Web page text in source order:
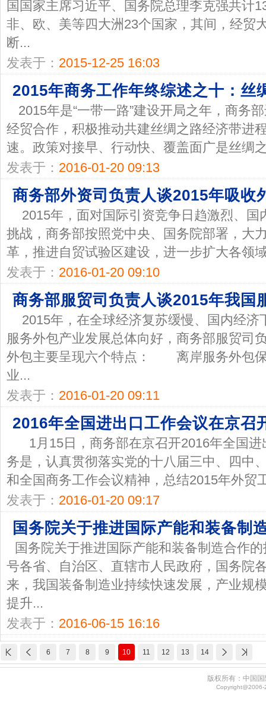
国国家主席习近平、国务院总理李克强共计
非、欧、美等四大洲23个国家，其间，经贸
断...
发表于： 2015-12-25 16:03
2015年商务工作年终综述之十：丝
2015年是“一带一路”建设开局之年，商务
经贸合作，积极推动共建丝绸之路经济带
速。政策对接早、行动快、覆盖面广是丝绸
发表于： 2016-01-20 09:13
商务部外资司负责人谈2015年吸收
2015年，面对国际引资竞争日趋激烈、
挑战，商务部按照党中央、国务院部署，大
革，推进自贸试验区建设，进一步扩大各领
发表于： 2016-01-20 09:10
商务部服贸司负责人谈2015年我国
2015年，在全球经济复苏缓慢、国内经
服务外包产业发展总体向好，商务部服贸司
外包主要呈现六个特点： 离岸服务外包保
业...
发表于： 2016-01-20 09:11
2016年全国进出口工作会议在京召
1月15日，商务部在京召开2016年全国
务是，认真贯彻落实党的十八届三中、四中
和全国商务工作会议精神，总结2015年外贸
发表于： 2016-01-20 09:17
国务院关于推进国际产能和装备制
国务院关于推进国际产能和装备制造合
号各省、自治区、直辖市人民政府，国务
来，我国装备制造业持续快速发展，产业规
提升...
发表于： 2016-06-15 16:16
6 7 8 9 10 11 12 13 14
版权所有：中国
Copyright@2006-